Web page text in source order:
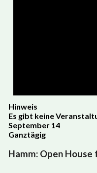
Hinweis
Es gibt keine
September 14
Ganztägig
Hamm: Open